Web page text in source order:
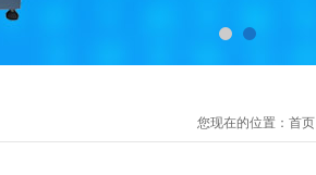
您现在的位置： 首页